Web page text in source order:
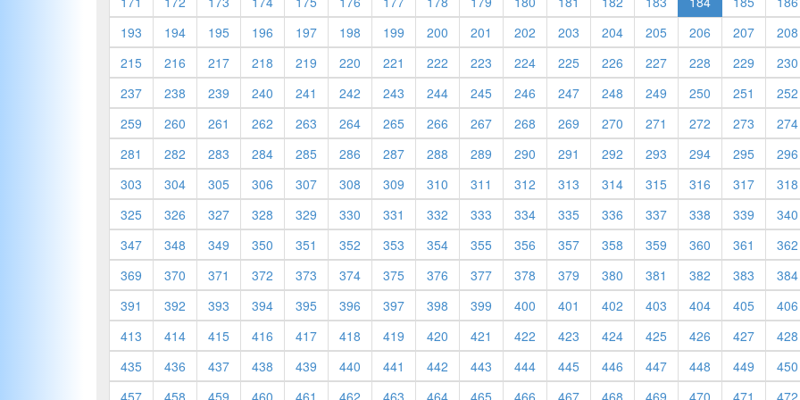
193
194 195 196 197 198 199 200 201 202 203 204 205 206 207
208
215
216 217 218 219 220 221 222 223 224 225 226 227 228 229
230
237
238 239 240 241 242 243 244 245 246 247 248 249 250 251
252
259
260 261 262 263 264 265 266 267 268 269 270 271 272 273
274
281
282 283 284 285 286 287 288 289 290 291 292 293 294 295
296
303
304 305 306 307 308 309 310 311 312 313 314 315 316 317
318
325
326 327 328 329 330 331 332 333 334 335 336 337 338 339
340
347
348 349 350 351 352 353 354 355 356 357 358 359 360 361
362
369
370 371 372 373 374 375 376 377 378 379 380 381 382 383
384
391
392 393 394 395 396 397 398 399 400 401 402 403 404 405
406
413
414 415 416 417 418 419 420 421 422 423 424 425 426 427
428
435
436 437 438 439 440 441 442 443 444 445 446 447 448 449
450
457
458 459 460 461 462 463 464 465 466 467 468 469 470 471 472